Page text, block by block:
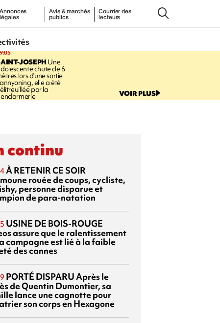
Annonces
légales
Avis & marchés
publics
Courrier des
lecteurs
JOSEPHUne
chute de 6
lors d'une sortie
elle a été
par la VOIR PLUS
continu
À RETENIR CE SOIR
rouée de coups, cycliste,
personne disparue et
de para-natation
USINE DE BOIS-ROUGE
assure que le ralentissement
campagne est lié à la faible
des cannes
PORTÉ DISPARUAprès le
de Quentin Dumontier, sa
lance une cagnotte pour
son corps en Hexagone